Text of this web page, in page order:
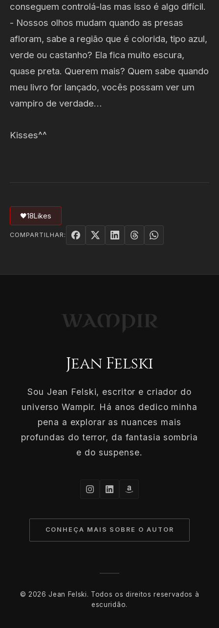
conseguem controlá-las mas isso é algo difícil.
- Nossos olhos mudam quando as presas
afloram, sabe a região que é colorida, tipo azul,
verde ou castanho? Ela fica muito escura,
quase preta. Querem mais? Quem sabe quando
meu livro for lançado, vocês possam ver um
vampiro de verdade…
Kisses^^
🖤18Likes
COMPARTILHAR:
Jean Felski
Sou Jean Felski, escritor e criador do
universo Wampir. Há anos dedico minha
pena a explorar as nuances mais
profundas do terror, da fantasia sombria
e do suspense.
CONHEÇA MAIS SOBRE O AUTOR
© 2026 Jean Felski. Todos os direitos reservados à
escuridão.